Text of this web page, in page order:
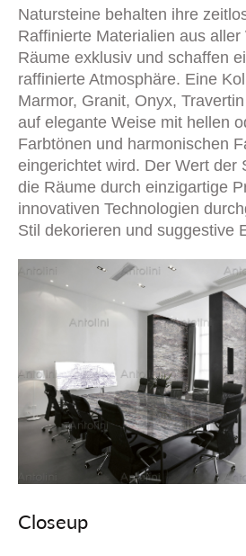
Natursteine behalten ihre
Raffinierte Materialien aus
Räume exklusiv und schaffen
raffinierte Atmosphäre. Eine
Marmor, Granit, Onyx,
auf elegante Weise mit hellen
Farbtönen und harmonischen
eingerichtet wird. Der Wert der
die Räume durch einzigartige
innovativen Technologien
Stil dekorieren und suggestive
Closeup